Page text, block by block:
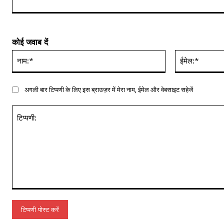
कोई जवाब दें
अगली बार टिप्पणी के लिए इस ब्राउज़र में मेरा नाम, ईमेल और वेबसाइट सहेजें